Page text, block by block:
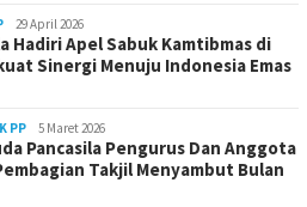
29 April 2026
Hadiri Apel Sabuk Kamtibmas di
Sinergi Menuju Indonesia Emas
PP 5 Maret 2026
Pancasila Pengurus Dan Anggota
Takjil Menyambut Bulan